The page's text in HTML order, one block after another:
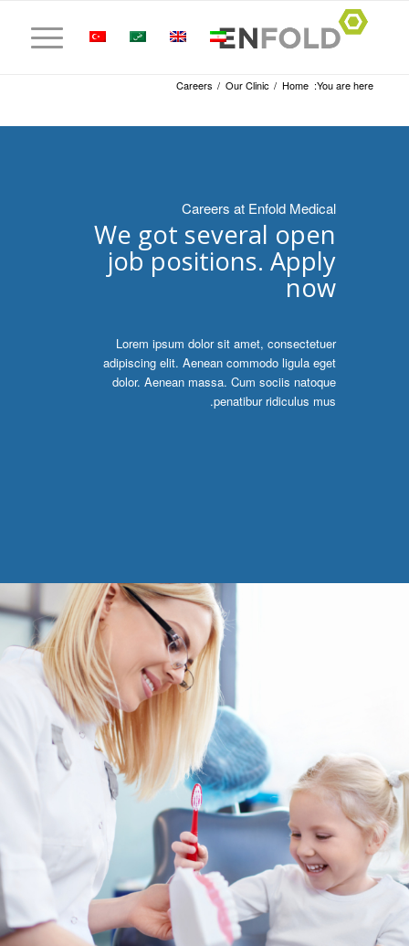
You are here:
Home
/
Our Clinic
/
Careers
Careers at Enfold Medical
We got several open
job positions. Apply
now
Lorem ipsum dolor sit amet, consectetuer
adipiscing elit. Aenean commodo ligula eget
dolor. Aenean massa. Cum sociis natoque
penatibur ridiculus mus.